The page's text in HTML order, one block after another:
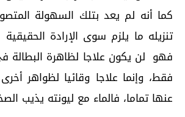
كما أنه لم يعد بتلك السهولة
تنزيله ما يلزم سوى الإرادة
فهو لن يكون علاجا لظاهرة البطالة
فقط، وإنما علاجا وقائيا لظواهر
عنها تماما، فالماء مع ليونته يذيب